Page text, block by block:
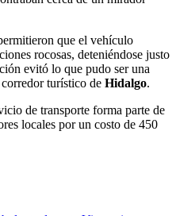
que el vehículo
rocosas, deteniéndose justo
evitó lo que pudo ser una
turístico de Hidalgo.
de transporte forma parte de
locales por un costo de 450